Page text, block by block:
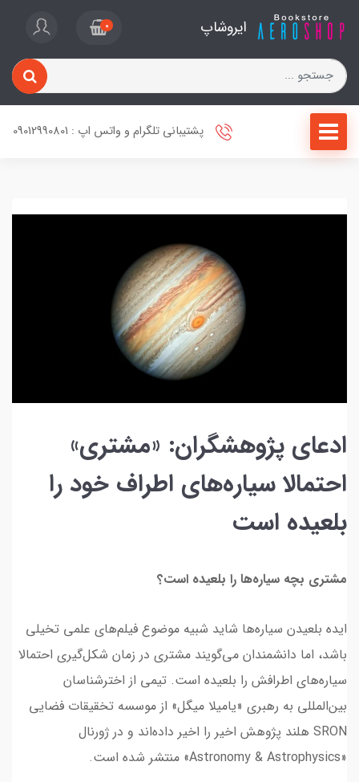
ایروشاپ 0
پشتیبانی تلگرام و واتس اپ : 09012990801
ادعای پژوهشگران: «مشتری»
احتمالا سیاره‌های اطراف خود را
بلعیده است
مشتری بچه سیاره‌ها را بلعیده است؟
ایده بلعیدن سیاره‌ها شاید شبیه موضوع فیلم‌های علمی تخیلی
باشد، اما دانشمندان می‌گویند مشتری در زمان شکل‌گیری احتمالا
سیاره‌های اطرافش را بلعیده است. تیمی از اخترشناسان
بین‌المللی به رهبری «یامیلا میگل» از موسسه تخقیقات فضایی
SRON هلند پژوهش اخیر را اخیر داده‌اند و در ژورنال
«Astronomy & Astrophysics» منتشر شده است.